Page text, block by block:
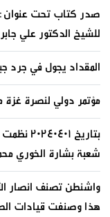
صدر كتاب تحت عنوان:
للشيخ الدكتور علي جابر
المقداد يجول في جرد
مؤتمر دولي لنصرة غزة
بتاريخ
شعبة بشارة الخوري
واشنطن تصنف انصار
هذا وصنفت قيادات